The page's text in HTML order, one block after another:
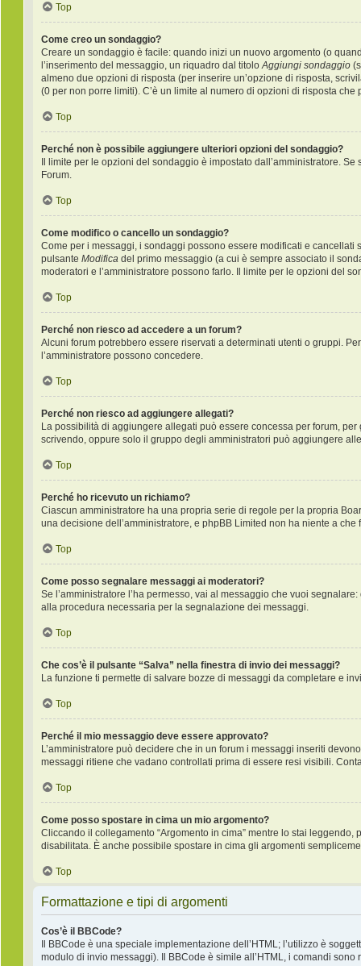
Top
Come creo un sondaggio?
Creare un sondaggio è facile: quando inizi un nuovo argomento (o
l’inserimento del messaggio, un riquadro dal titoloAggiungi sondaggio
almeno due opzioni di risposta (per inserire un’opzione di risposta,
(0 per non porre limiti). C’è un limite al numero di opzioni di risposta
Top
Perché non è possibile aggiungere ulteriori opzioni del sondaggio?
Il limite per le opzioni del sondaggio è impostato dall’amministratore.
Forum.
Top
Come modifico o cancello un sondaggio?
Come per i messaggi, i sondaggi possono essere modificati e
pulsante Modifica del primo messaggio (a cui è sempre associato il
moderatori e l’amministratore possono farlo. Il limite per le opzioni del
Top
Perché non riesco ad accedere a un forum?
Alcuni forum potrebbero essere riservati a determinati utenti o gruppi.
l’amministratore possono concedere.
Top
Perché non riesco ad aggiungere allegati?
La possibilità di aggiungere allegati può essere concessa per forum,
scrivendo, oppure solo il gruppo degli amministratori può aggiungere
Top
Perché ho ricevuto un richiamo?
Ciascun amministratore ha una propria serie di regole per la propria
una decisione dell’amministratore, e phpBB Limited non ha niente a che
Top
Come posso segnalare messaggi ai moderatori?
Se l’amministratore l’ha permesso, vai al messaggio che vuoi
alla procedura necessaria per la segnalazione dei messaggi.
Top
Che cos’è il pulsante “Salva” nella finestra di invio dei messaggi?
La funzione ti permette di salvare bozze di messaggi da completare e
Top
Perché il mio messaggio deve essere approvato?
L’amministratore può decidere che in un forum i messaggi inseriti
messaggi ritiene che vadano controllati prima di essere resi visibili.
Top
Come posso spostare in cima un mio argomento?
Cliccando il collegamento “Argomento in cima” mentre lo stai
disabilitata. È anche possibile spostare in cima gli argomenti
Top
Formattazione e tipi di argomenti
Cos’è il BBCode?
Il BBCode è una speciale implementazione dell’HTML; l’utilizzo è
modulo di invio messaggi). Il BBCode è simile all’HTML, i comandi